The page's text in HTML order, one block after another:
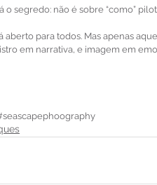
o segredo: não é sobre “como”
aberto para todos. Mas apenas
em narrativa, e imagem em
phoography